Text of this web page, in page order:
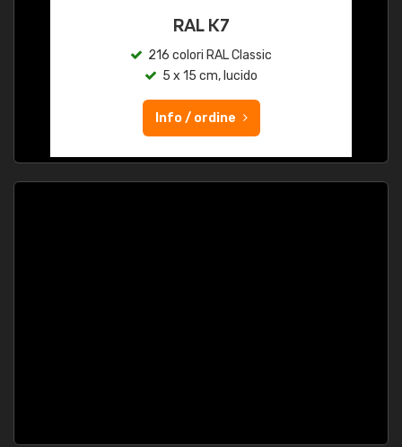
RAL K7
216 colori RAL Classic
5 x 15 cm, lucido
Info / ordine